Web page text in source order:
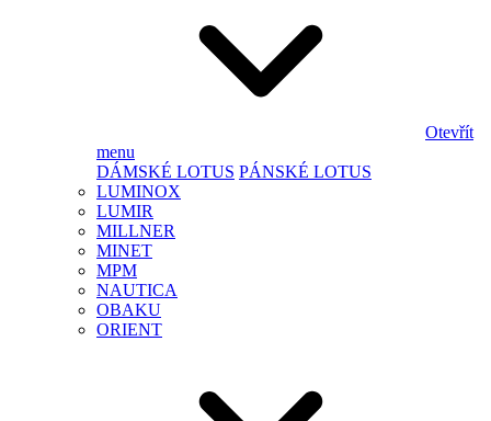
Otevřít
menu
DÁMSKÉ LOTUS PÁNSKÉ LOTUS
LUMINOX
LUMIR
MILLNER
MINET
MPM
NAUTICA
OBAKU
ORIENT